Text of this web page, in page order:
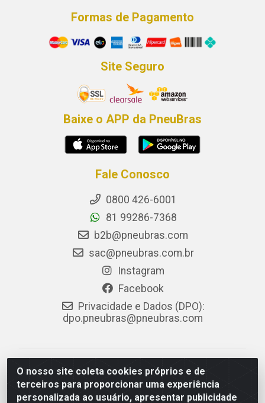
O nosso site coleta cookies próprios e de
terceiros para proporcionar uma experiência
personalizada ao usuário, apresentar publicidade
Formas de Pagamento
Site Seguro
Baixe o APP da PneuBras
Fale Conosco
0800 426-6001
81 99286-7368
b2b@pneubras.com
sac@pneubras.com.br
Instagram
Facebook
Privacidade e Dados (DPO):
dpo.pneubras@pneubras.com
PneuBras - Rodovia BR-101, KM 82 - Prazeres,
Jaboatão dos Guararapes/PE - CEP 54.335-000 - CNPJ
08.678.386/0001-05 - Pneubras Comércio de Pneus